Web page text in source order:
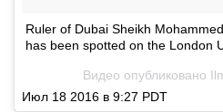
Ruler of Dubai Sheikh
has been spotted on the London
Видео опубликовано
Июл 18 2016 в 9:27 PDT